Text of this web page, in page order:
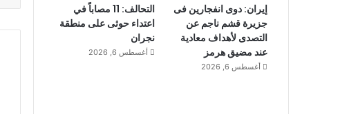
إيران: دوى انفجارين فى
جزيرة قشم ناجم عن
التصدى لأهداف معادية
عند مضيق هرمز
أغسطس 6, 2026
التحالف: 11 مصاباً في
اعتداء حوثى على منطقة
نجران
أغسطس 6, 2026